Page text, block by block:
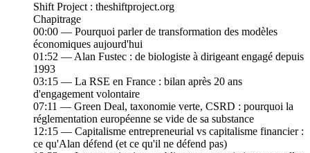
Shift Project : theshiftproject.org
Chapitrage
00:00 — Pourquoi parler de transformation des modèles
économiques aujourd'hui
01:52 — Alan Fustec : de biologiste à dirigeant engagé depuis
1993
03:15 — La RSE en France : bilan après 20 ans
d'engagement volontaire
07:11 — Green Deal, taxonomie verte, CSRD : pourquoi la
réglementation européenne se vide de sa substance
12:15 — Capitalisme entrepreneurial vs capitalisme financier :
ce qu'Alan défend (et ce qu'il ne défend pas)